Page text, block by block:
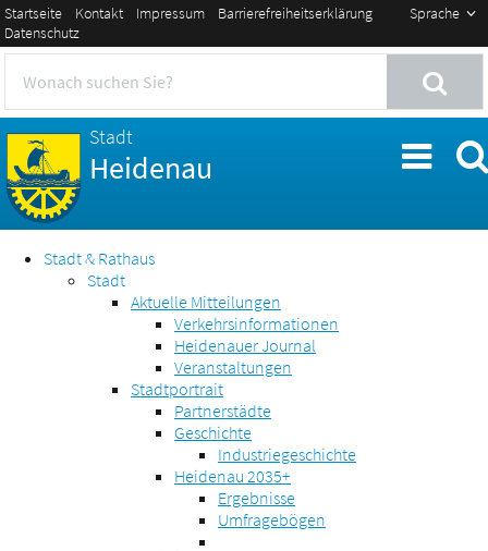
Sprache
Startseite Kontakt Impressum
Barrierefreiheitserklärung
Datenschutz
Stadt
Heidenau
Stadt & Rathaus
Stadt
Aktuelle Mitteilungen
Verkehrsinformationen
Heidenauer Journal
Veranstaltungen
Stadtportrait
Partnerstädte
Geschichte
Industriegeschichte
Heidenau 2035+
Ergebnisse
Umfragebögen